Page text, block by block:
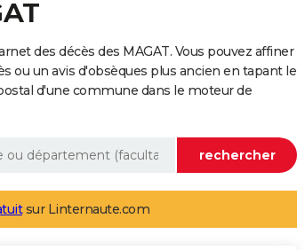
des décès des MAGAT. Vous pouvez affiner
ou un avis d'obsèques plus ancien en tapant le
d'une commune dans le moteur de
sur Linternaute.com